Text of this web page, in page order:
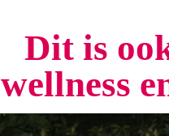
Dit is
wellness